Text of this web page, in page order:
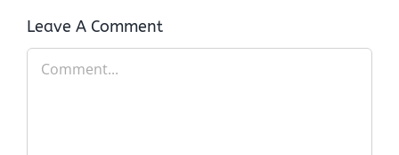
Leave A Comment
Comment